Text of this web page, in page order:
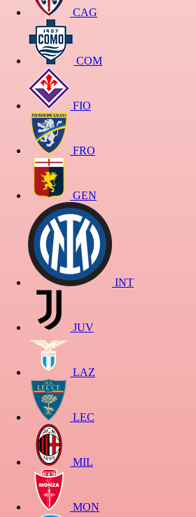
CAG
COM
FIO
FRO
GEN
INT
JUV
LAZ
LEC
MIL
MON